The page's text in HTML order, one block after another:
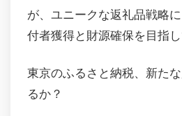
が、ユニークな返礼品戦略
付者獲得と財源確保を目指し
東京のふるさと納税、新た
るか？